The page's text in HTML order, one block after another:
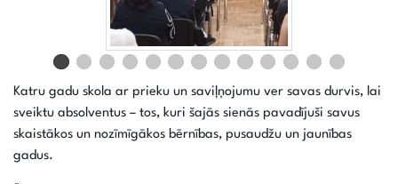
Katru gadu skola ar prieku un saviļņojumu ver savas durvis, lai
sveiktu absolventus – tos, kuri šajās sienās pavadījuši savus
skaistākos un nozīmīgākos bērnības, pusaudžu un jaunības
gadus.